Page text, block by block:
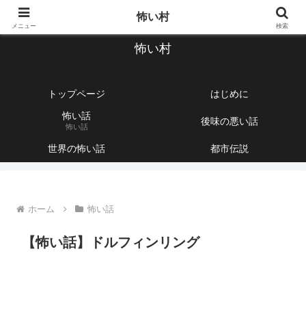
【1760話以上】怖い話と不思議な話を集めて紹介するサイト
怖い村
トップページ
はじめに
怖い話
怖い話 後味の悪い話
世界の怖い話 都市伝説
ホーム 怖い話
【怖い話】ドルフィンリング
メニュー
怖い村
検索